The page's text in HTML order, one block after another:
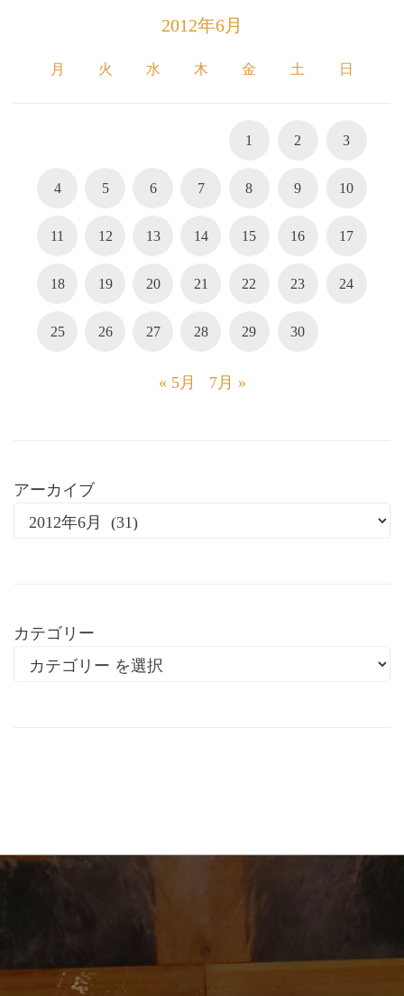
2012年6月
月 火 水 木 金 土 日
1 2 3
4 5 6 7 8 9 10
11 12 13 14 15 16 17
18 19 20 21 22 23 24
25 26 27 28 29 30
« 5月 7月 »
アーカイブ
カテゴリー